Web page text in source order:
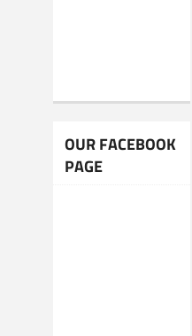
OUR FACEBOOK
PAGE